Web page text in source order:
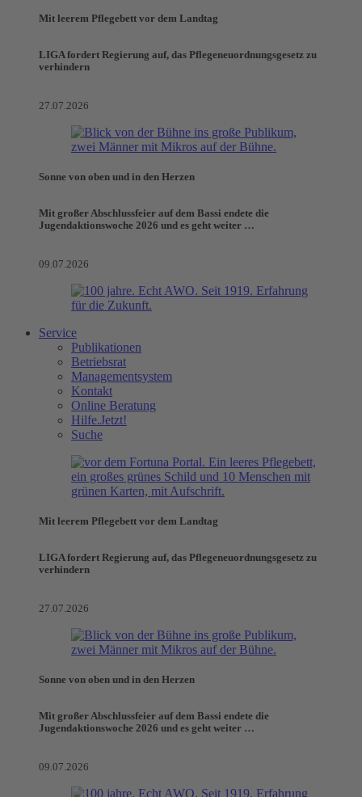
Mit leerem Pflegebett vor dem Landtag
LIGA fordert Regierung auf, das Pflegeneuordnungsgesetz zu
verhindern
27.07.2026
Sonne von oben und in den Herzen
Mit großer Abschlussfeier auf dem Bassi endete die
Jugendaktionswoche 2026 und es geht weiter …
09.07.2026
Service
Publikationen
Betriebsrat
Managementsystem
Kontakt
Online Beratung
Hilfe.Jetzt!
Suche
Mit leerem Pflegebett vor dem Landtag
LIGA fordert Regierung auf, das Pflegeneuordnungsgesetz zu
verhindern
27.07.2026
Sonne von oben und in den Herzen
Mit großer Abschlussfeier auf dem Bassi endete die
Jugendaktionswoche 2026 und es geht weiter …
09.07.2026